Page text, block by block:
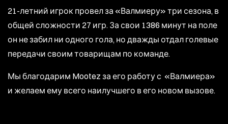
21-летний игрок провел за «Валмиеру» три сезона, в
общей сложности 27 игр. За свои 1386 минут на поле
он не забил ни одного гола, но дважды отдал голевые
передачи своим товарищам по команде.
Мы благодарим Mootez за его работу с «Валмиера»
и желаем ему всего наилучшего в его новом вызове.